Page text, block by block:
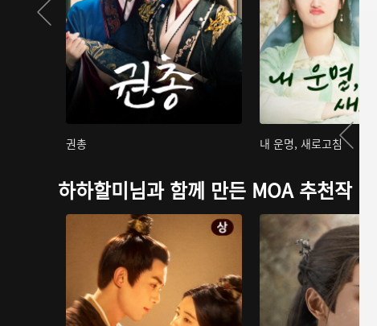
권총 내 운명, 새로고침
하하할미님과 함께 만든 MOA 추천작